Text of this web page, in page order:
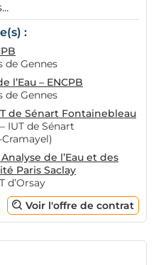
:
de Gennes
l’Eau – ENCPB
de Gennes
de Sénart Fontainebleau
IUT de Sénart
de l’Eau et des
Paris Saclay
d’Orsay
Voir l'offre de contrat